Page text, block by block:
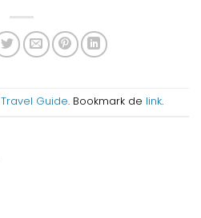
Travel Guide. Bookmark de link.